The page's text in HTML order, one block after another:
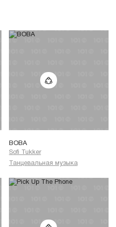
BOBA
Sofi Tukker
Танцевальная музыка